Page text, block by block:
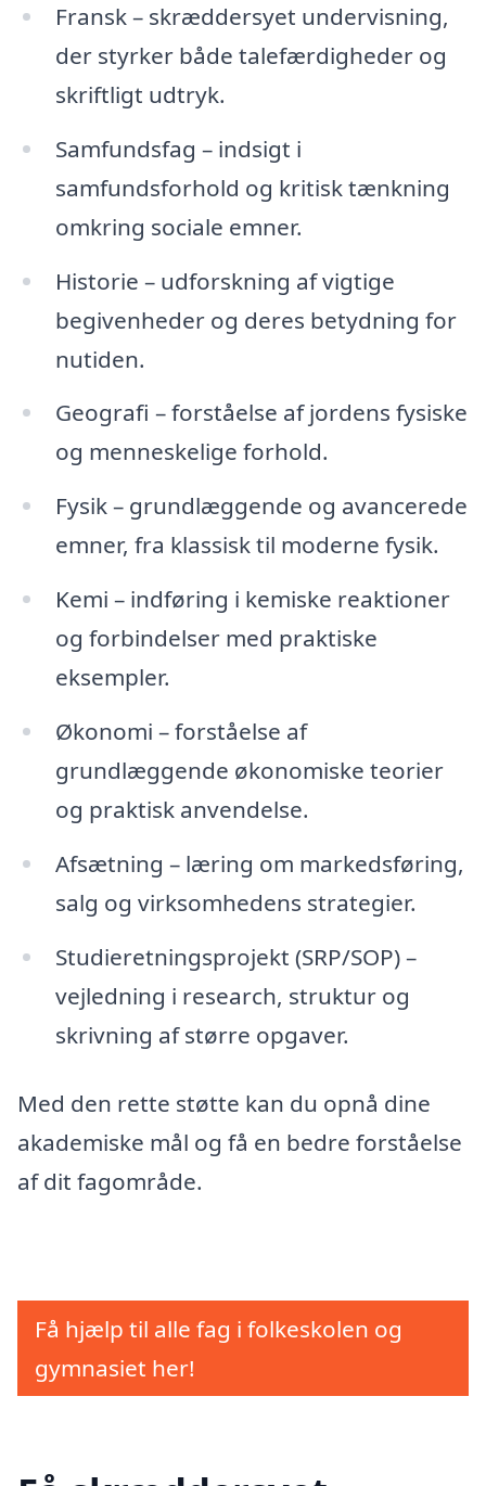
Fransk – skræddersyet undervisning,
der styrker både talefærdigheder og
skriftligt udtryk.
Samfundsfag – indsigt i
samfundsforhold og kritisk tænkning
omkring sociale emner.
Historie – udforskning af vigtige
begivenheder og deres betydning for
nutiden.
Geografi – forståelse af jordens fysiske
og menneskelige forhold.
Fysik – grundlæggende og avancerede
emner, fra klassisk til moderne fysik.
Kemi – indføring i kemiske reaktioner
og forbindelser med praktiske
eksempler.
Økonomi – forståelse af
grundlæggende økonomiske teorier
og praktisk anvendelse.
Afsætning – læring om markedsføring,
salg og virksomhedens strategier.
Studieretningsprojekt (SRP/SOP) –
vejledning i research, struktur og
skrivning af større opgaver.
Med den rette støtte kan du opnå dine
akademiske mål og få en bedre forståelse
af dit fagområde.
Få hjælp til alle fag i folkeskolen og
gymnasiet her!